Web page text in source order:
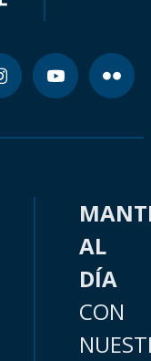
AL
DÍA
CON